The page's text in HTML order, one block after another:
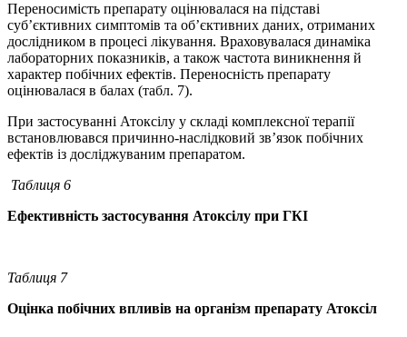
Переносимість препарату оцінювалася на підставі
суб’єктивних симптомів та об’єктивних даних, отриманих
дослідником в процесі лікування. Враховувалася динаміка
лабораторних показників, а також частота виникнення й
характер побічних ефектів. Переносність препарату
оцінювалася в балах (табл. 7).
При застосуванні Атоксілу у складі комплексної терапії
встановлювався причинно-наслідковий зв’язок побічних
ефектів із досліджуваним препаратом.
Таблиця 6
Ефективність застосування Атоксілу при ГКІ
Таблиця 7
Оцінка побічних впливів на організм препарату Атоксіл